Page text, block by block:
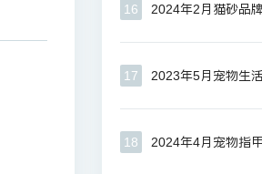
16 2024年2月猫砂品
17 2023年5月宠物生
18 2024年4月宠物指